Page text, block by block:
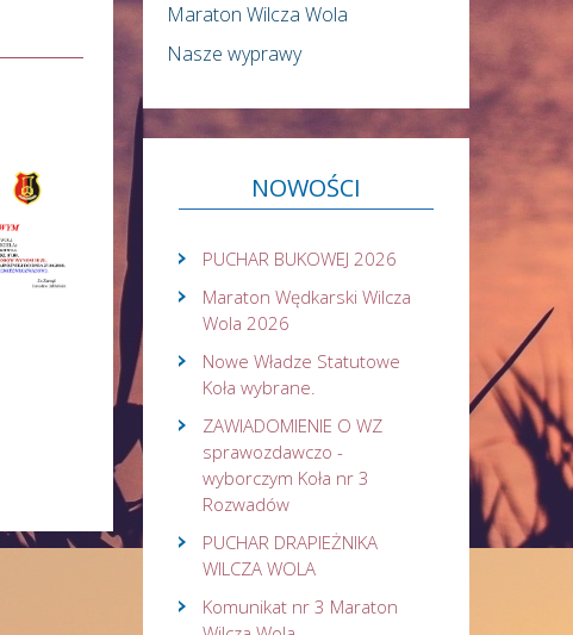
Maraton Wilcza Wola
Nasze wyprawy
NOWOŚCI
PUCHAR BUKOWEJ 2026
Maraton Wędkarski Wilcza
Wola 2026
Nowe Władze Statutowe
Koła wybrane.
ZAWIADOMIENIE O WZ
sprawozdawczo -
wyborczym Koła nr 3
Rozwadów
PUCHAR DRAPIEŻNIKA
WILCZA WOLA
Komunikat nr 3 Maraton